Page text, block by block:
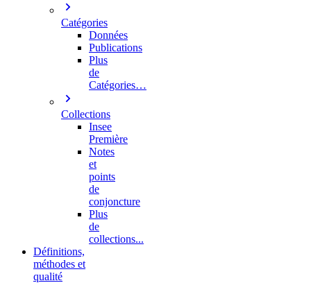
Catégories
Données
Publications
Plus
de
Catégories…
Collections
Insee
Première
Notes
et
points
de
conjoncture
Plus
de
collections...
Définitions,
méthodes et
qualité